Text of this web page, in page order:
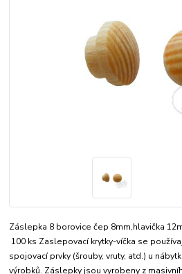
Záslepka 8 borovice čep 8mm,hlavička
100 ks Zaslepovací krytky-víčka se
spojovací prvky (šrouby, vruty, atd.) u
výrobků. Záslepky jsou vyrobeny z